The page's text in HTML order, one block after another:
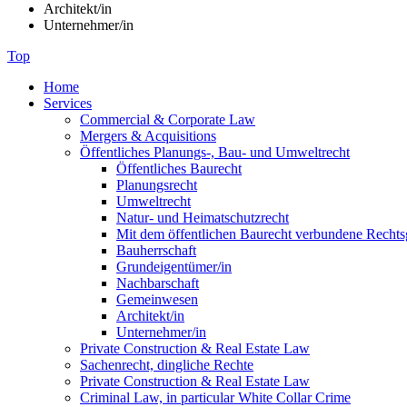
Architekt/in
Unternehmer/in
Top
Home
Services
Commercial & Corporate Law
Mergers & Acquisitions
Öffentliches Planungs-, Bau- und Umweltrecht
Öffentliches Baurecht
Planungsrecht
Umweltrecht
Natur- und Heimatschutzrecht
Mit dem öffentlichen Baurecht verbundene
Bauherrschaft
Grundeigentümer/in
Nachbarschaft
Gemeinwesen
Architekt/in
Unternehmer/in
Private Construction & Real Estate Law
Sachenrecht, dingliche Rechte
Private Construction & Real Estate Law
Criminal Law, in particular White Collar Crime